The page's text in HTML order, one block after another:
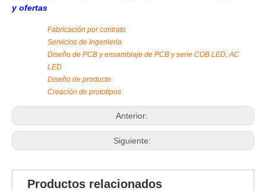
y ofertas
Fabricación por contrato
Servicios de Ingenieria
Diseño de PCB y ensamblaje de PCB y serie COB LED, AC
LED
Diseño de producto
Creación de prototipos
Anterior:
Siguiente:
Productos relacionados